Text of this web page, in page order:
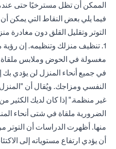
الممكن أن تظل مسترخيًا حتى
فيما يلي بعض النقاط التي يمكن
التوتر وتقليل القلق دون مغادرة
1. تنظيف منزلك وتنظيمه. إن
مغسولة في الحوض وملابس ملقاة
في جميع أنحاء المنزل لن يؤدي
النفسي ومزاجك. ويُقال أن
غير منظمة." إذا كان لديك الكثير
الضرورية ملقاة في شتى أنحاء
منها. أظهرت الدراسات أن التوتر
أن يؤدي ارتفاع مستوياته إلى